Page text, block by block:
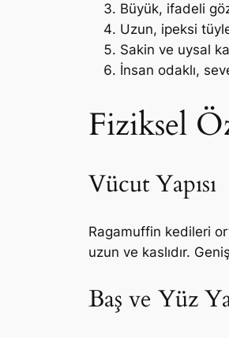
Büyük, ifadeli
Uzun, ipeksi
Sakin ve uysal
İnsan odaklı,
Fiziksel
Vücut Yapısı
Ragamuffin kedileri
uzun ve kaslıdır.
Baş ve Yüz